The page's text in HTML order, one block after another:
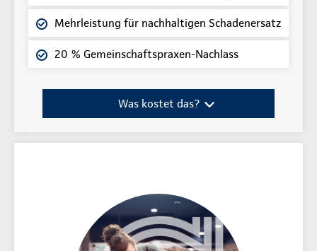
Mehrleistung für nachhaltigen Schadenersatz
20 % Gemeinschaftspraxen-Nachlass
Was kostet das?